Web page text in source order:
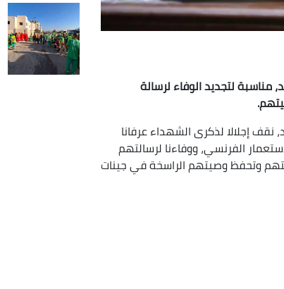
لتجديد الوفاء لرسالة
إجلالا لذكرى الشهداء عرفانا
الفرنسي، ووفاءنا لرسالتهم
وتحفظ وصيتهم الراسخة في جينات